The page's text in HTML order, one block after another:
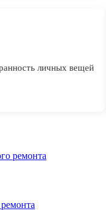
личных вещей
ремонта